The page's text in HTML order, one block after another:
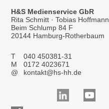
H&S Medienservice GbR
Rita Schmitt · Tobias Hoffmann
Beim Schlump 84 F
20144 Hamburg-Rotherbaum
T
040 450381-31
M
0172 4023671
@
kontakt@hs-hh.de